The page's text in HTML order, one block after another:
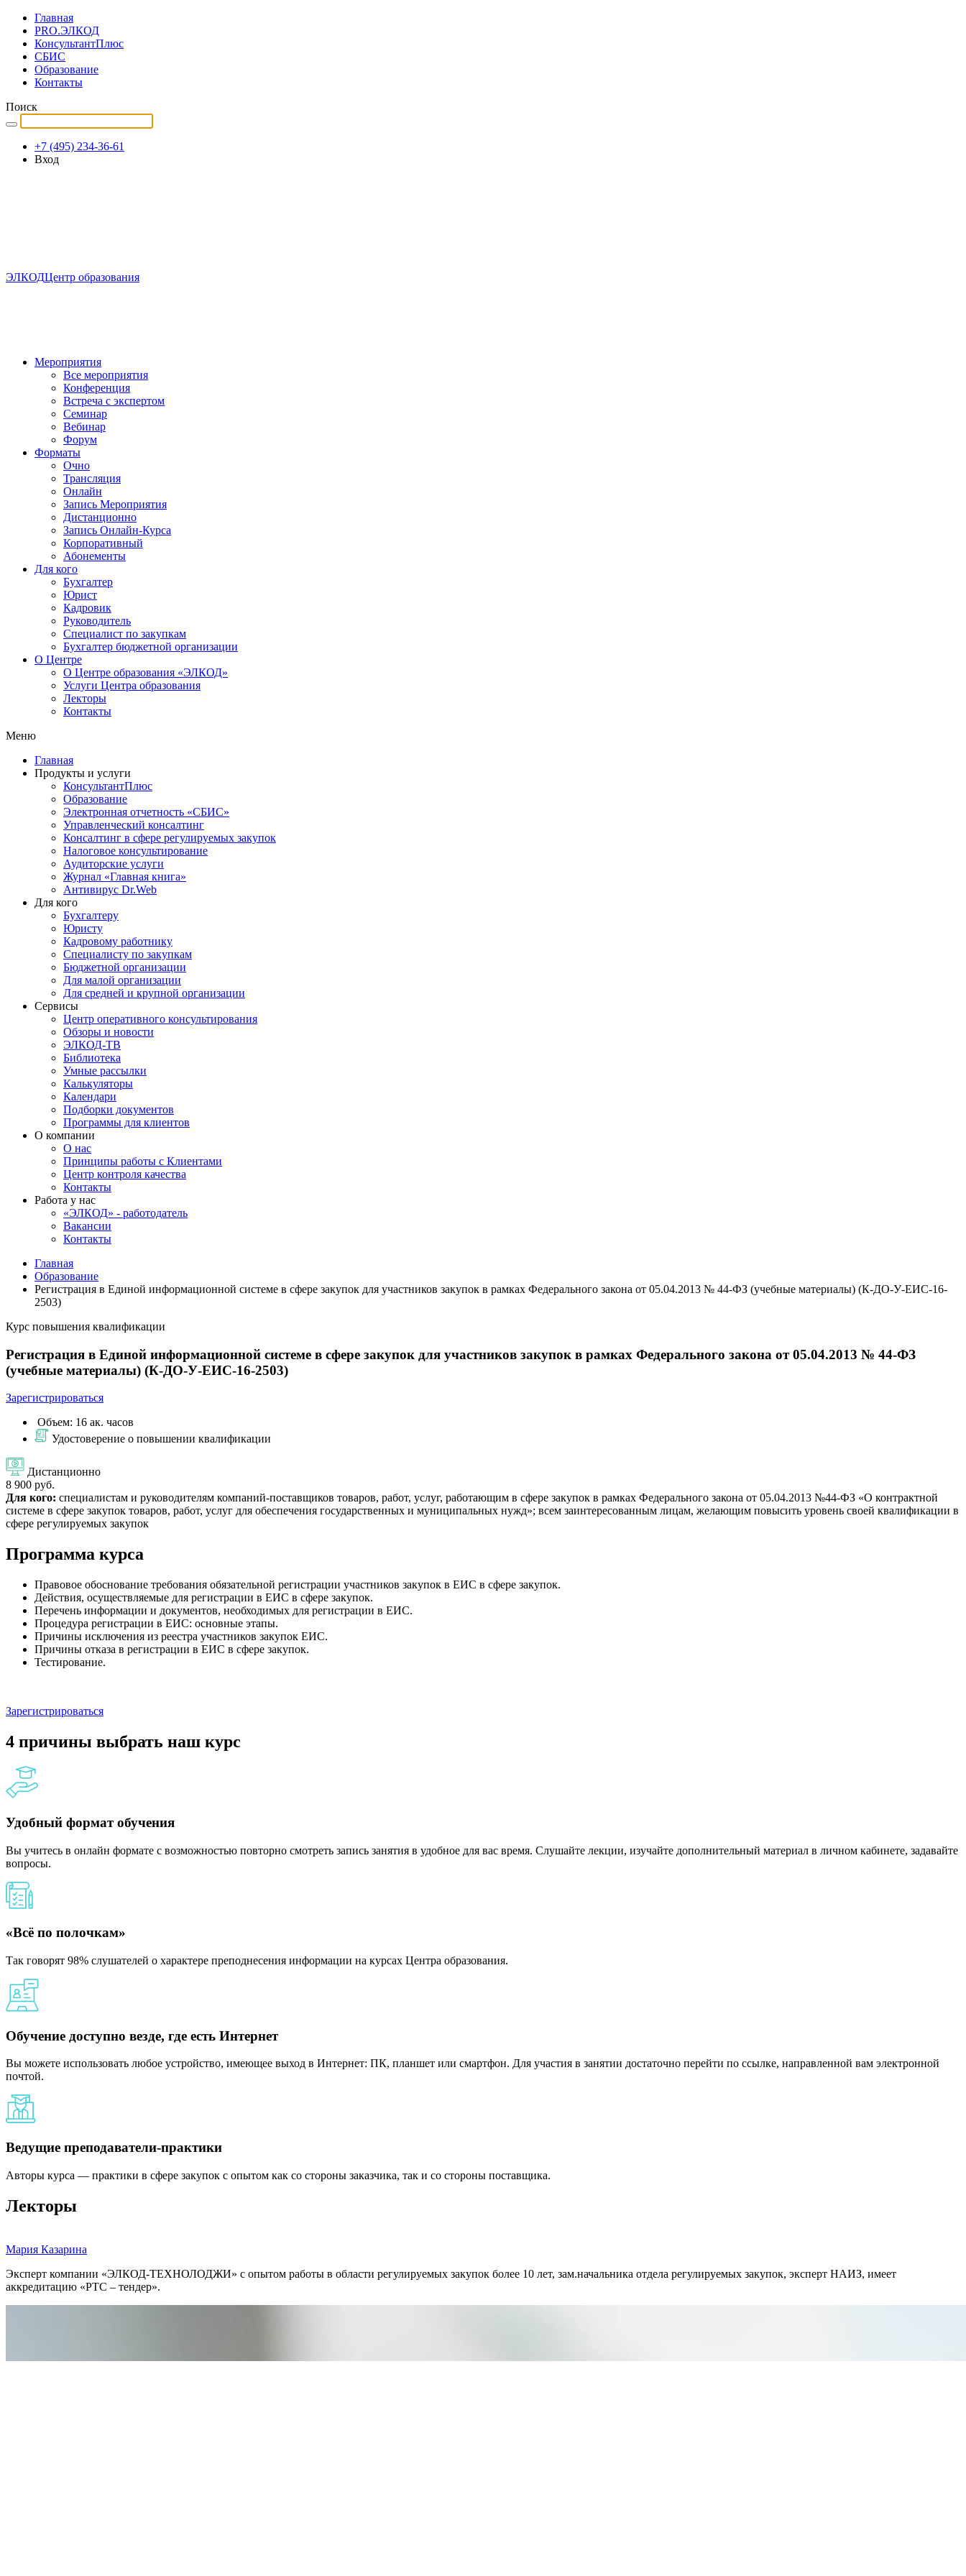
Главная
PRO.ЭЛКОД
КонсультантПлюс
СБИС
Образование
Контакты
Поиск
+7 (495) 234-36-61
Вход
ЭЛКОДЦентр образования
Мероприятия
Все мероприятия
Конференция
Встреча с экспертом
Семинар
Вебинар
Форум
Форматы
Очно
Трансляция
Онлайн
Запись Мероприятия
Дистанционно
Запись Онлайн-Курса
Корпоративный
Абонементы
Для кого
Бухгалтер
Юрист
Кадровик
Руководитель
Специалист по закупкам
Бухгалтер бюджетной организации
О Центре
О Центре образования «ЭЛКОД»
Услуги Центра образования
Лекторы
Контакты
Меню
Главная
Продукты и услуги
КонсультантПлюс
Образование
Электронная отчетность «СБИС»
Управленческий консалтинг
Консалтинг в сфере регулируемых закупок
Налоговое консультирование
Аудиторские услуги
Журнал «Главная книга»
Антивирус Dr.Web
Для кого
Бухгалтеру
Юристу
Кадровому работнику
Специалисту по закупкам
Бюджетной организации
Для малой организации
Для средней и крупной организации
Сервисы
Центр оперативного консультирования
Обзоры и новости
ЭЛКОД-ТВ
Библиотека
Умные рассылки
Калькуляторы
Календари
Подборки документов
Программы для клиентов
О компании
О нас
Принципы работы с Клиентами
Центр контроля качества
Контакты
Работа у нас
«ЭЛКОД» - работодатель
Вакансии
Контакты
Главная
Образование
Регистрация в Единой информационной системе в сфере закупок для участников закупок в рамках Федерального закона от 05.04.2013 № 44-ФЗ (учебные материалы) (К-ДО-У-ЕИС-16-
2503)
Курс повышения квалификации
Регистрация в Единой информационной системе в сфере закупок для участников закупок в рамках Федерального закона от 05.04.2013 № 44-ФЗ
(учебные материалы) (К-ДО-У-ЕИС-16-2503)
Зарегистрироваться
Объем: 16 ак. часов
Удостоверение о повышении квалификации
Дистанционно
8 900 руб.
Для кого: специалистам и руководителям компаний-поставщиков товаров, работ, услуг, работающим в сфере закупок в рамках Федерального закона от 05.04.2013 №44-ФЗ «О контрактной
системе в сфере закупок товаров, работ, услуг для обеспечения государственных и муниципальных нужд»; всем заинтересованным лицам, желающим повысить уровень своей квалификации в
сфере регулируемых закупок
Программа курса
Правовое обоснование требования обязательной регистрации участников закупок в ЕИС в сфере закупок.
Действия, осуществляемые для регистрации в ЕИС в сфере закупок.
Перечень информации и документов, необходимых для регистрации в ЕИС.
Процедура регистрации в ЕИС: основные этапы.
Причины исключения из реестра участников закупок ЕИС.
Причины отказа в регистрации в ЕИС в сфере закупок.
Тестирование.
Зарегистрироваться
4 причины выбрать наш курс
Удобный формат обучения
Вы учитесь в онлайн формате с возможностью повторно смотреть запись занятия в удобное для вас время. Слушайте лекции, изучайте дополнительный материал в личном кабинете, задавайте
вопросы.
«Всё по полочкам»
Так говорят 98% слушателей о характере преподнесения информации на курсах Центра образования.
Обучение доступно везде, где есть Интернет
Вы можете использовать любое устройство, имеющее выход в Интернет: ПК, планшет или смартфон. Для участия в занятии достаточно перейти по ссылке, направленной вам электронной
почтой.
Ведущие преподаватели-практики
Авторы курса — практики в сфере закупок с опытом как со стороны заказчика, так и со стороны поставщика.
Лекторы
Мария Казарина
Эксперт компании «ЭЛКОД-ТЕХНОЛОДЖИ» с опытом работы в области регулируемых закупок более 10 лет, зам.начальника отдела регулируемых закупок, эксперт НАИЗ, имеет
аккредитацию «РТС – тендер».